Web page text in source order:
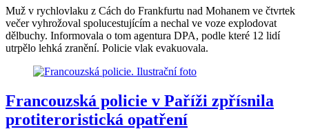
Muž v rychlovlaku z Cách do Frankfurtu nad Mohanem ve čtvrtek
večer vyhrožoval spolucestujícím a nechal ve voze explodovat
dělbuchy. Informovala o tom agentura DPA, podle které 12 lidí
utrpělo lehká zranění. Policie vlak evakuovala.
Francouzská policie v Paříži zpřísnila
protiteroristická opatření